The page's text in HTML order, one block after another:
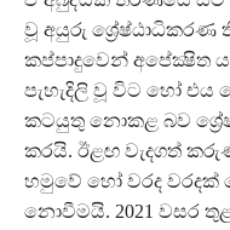
වූ අයුරු ශ්‍රේෂ්ඨාධිකරණ
කප්පාදුවෙන් අපේක්‍ෂිත
පැහැදිලි වූ විට හෝ එය
කටයුතු නොකළ බව
කරයි. ඊළඟ වැදගත්
හමුවේ හෝ වරද වරදක්
නොවීමයි. 2021 වසර